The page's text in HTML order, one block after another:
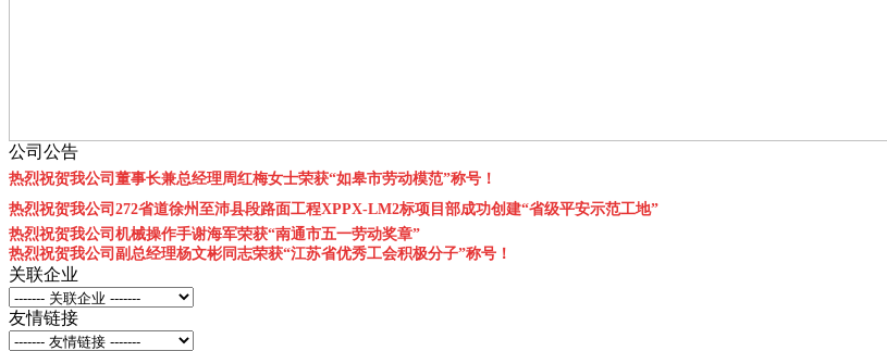
公司公告
热烈祝贺我公司董事长兼总经理周红梅女士荣获“如皋市劳动模范”称号！
热烈祝贺我公司272省道徐州至沛县段路面工程XPPX-LM2标项目部成功创建“省级平安示范工地”
热烈祝贺我公司机械操作手谢海军荣获“南通市五一劳动奖章”
热烈祝贺我公司副总经理杨文彬同志荣获“江苏省优秀工会积极分子”称号！
关联企业
友情链接